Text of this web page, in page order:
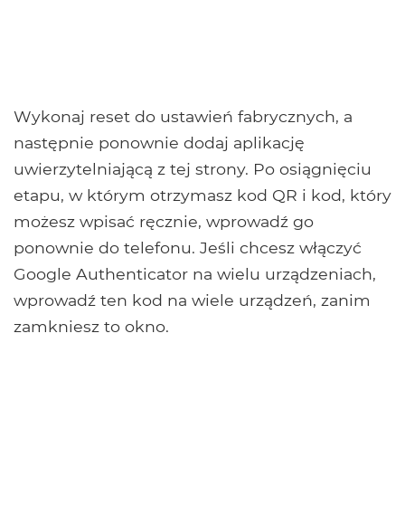
Wykonaj reset do ustawień fabrycznych, a
następnie ponownie dodaj aplikację
uwierzytelniającą z tej strony. Po osiągnięciu
etapu, w którym otrzymasz kod QR i kod, który
możesz wpisać ręcznie, wprowadź go
ponownie do telefonu. Jeśli chcesz włączyć
Google Authenticator na wielu urządzeniach,
wprowadź ten kod na wiele urządzeń, zanim
zamkniesz to okno.